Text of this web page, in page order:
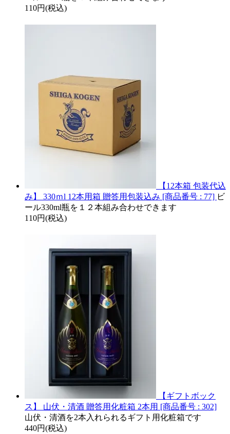
110円(税込)
【12本箱 包装代込
み】 330ｍl 12本用箱 贈答用包装込み [商品番号 : 77] ビ
ール330ml瓶を１２本組み合わせできます
110円(税込)
【ギフトボック
ス】 山伏・清酒 贈答用化粧箱 2本用 [商品番号 : 302]
山伏・清酒を2本入れられるギフト用化粧箱です
440円(税込)